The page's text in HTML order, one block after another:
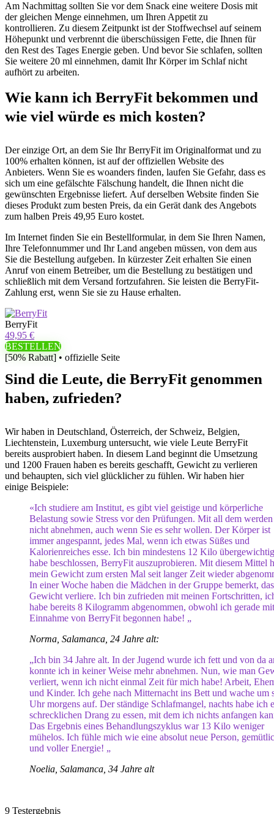
Am Nachmittag sollten Sie vor dem Snack eine weitere Dosis mit
der gleichen Menge einnehmen, um Ihren Appetit zu
kontrollieren. Zu diesem Zeitpunkt ist der Stoffwechsel auf seinem
Höhepunkt und verbrennt die überschüssigen Fette, die Ihnen für
den Rest des Tages Energie geben. Und bevor Sie schlafen, sollten
Sie weitere 20 ml einnehmen, damit Ihr Körper im Schlaf nicht
aufhört zu arbeiten.
Wie kann ich BerryFit bekommen und
wie viel würde es mich kosten?
Der einzige Ort, an dem Sie Ihr BerryFit im Originalformat und zu
100% erhalten können, ist auf der offiziellen Website des
Anbieters. Wenn Sie es woanders finden, laufen Sie Gefahr, dass es
sich um eine gefälschte Fälschung handelt, die Ihnen nicht die
gewünschten Ergebnisse liefert. Auf derselben Website finden Sie
dieses Produkt zum besten Preis, da ein Gerät dank des Angebots
zum halben Preis 49,95 Euro kostet.
Im Internet finden Sie ein Bestellformular, in dem Sie Ihren Namen,
Ihre Telefonnummer und Ihr Land angeben müssen, von dem aus
Sie die Bestellung aufgeben. In kürzester Zeit erhalten Sie einen
Anruf von einem Betreiber, um die Bestellung zu bestätigen und
schließlich mit dem Versand fortzufahren. Sie leisten die BerryFit-
Zahlung erst, wenn Sie sie zu Hause erhalten.
BerryFit
49,95 €
BESTELLEN
[50% Rabatt] • offizielle Seite
Sind die Leute, die BerryFit genommen
haben, zufrieden?
Wir haben in Deutschland, Österreich, der Schweiz, Belgien,
Liechtenstein, Luxemburg untersucht, wie viele Leute BerryFit
bereits ausprobiert haben. In diesem Land beginnt die Umsetzung
und 1200 Frauen haben es bereits geschafft, Gewicht zu verlieren
und behaupten, sich viel glücklicher zu fühlen. Wir haben hier
einige Beispiele:
«Ich studiere am Institut, es gibt viel geistige und körperliche
Belastung sowie Stress vor den Prüfungen. Mit all dem
nicht abnehmen, auch wenn Sie es sehr wollen. Der Körper ist
immer angespannt, jedes Mal, wenn ich etwas Süßes und
Kalorienreiches esse. Ich bin mindestens 12 Kilo
habe beschlossen, BerryFit auszuprobieren. Mit diesem Mittel
mein Gewicht zum ersten Mal seit langer Zeit wieder
In einer Woche haben die Mädchen in der Gruppe bemerkt,
Gewicht verliere. Ich bin zufrieden mit meinen Fortschritten,
habe bereits 8 Kilogramm abgenommen, obwohl ich gerade
Einnahme von BerryFit begonnen habe! „
Norma, Salamanca, 24 Jahre alt:
„Ich bin 34 Jahre alt. In der Jugend wurde ich fett und von da
konnte ich in keiner Weise mehr abnehmen. Nun, wie man
verliert, wenn ich nicht einmal Zeit für mich habe! Arbeit,
und Kinder. Ich gehe nach Mitternacht ins Bett und wache um
Uhr morgens auf. Der ständige Schlafmangel, nachts habe ich
schrecklichen Drang zu essen, mit dem ich nichts anfangen
Das Ergebnis eines Behandlungszyklus war 13 Kilo weniger
mühelos. Ich fühle mich wie eine absolut neue Person,
und voller Energie! „
Noelia, Salamanca, 34 Jahre alt
9 Testergebnis